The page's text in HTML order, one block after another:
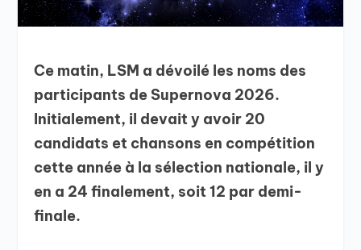
Ce matin, LSM a dévoilé les noms des
participants de Supernova 2026.
Initialement, il devait y avoir 20
candidats et chansons en compétition
cette année à la sélection nationale, il y
en a 24 finalement, soit 12 par demi-
finale.